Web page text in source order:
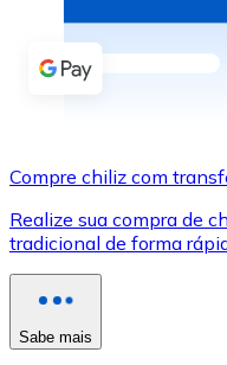
Comprar com
Transferência SEPA
Use cartões Visa e
Comprar com cartão
Compre chiliz com
Realize sua compra de
tradicional de forma
Sabe mais